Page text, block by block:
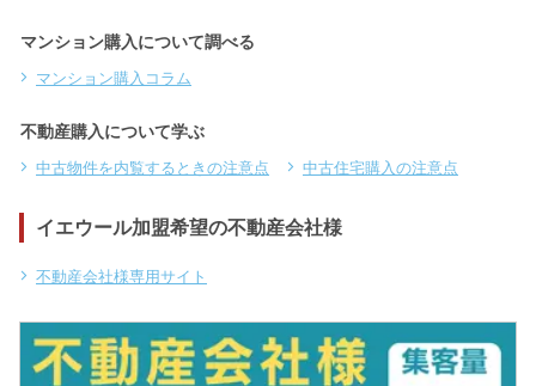
マンション購入について調べる
マンション購入コラム
不動産購入について学ぶ
中古物件を内覧するときの注意点 中古住宅購入の注意点
イエウール加盟希望の不動産会社様
不動産会社様専用サイト